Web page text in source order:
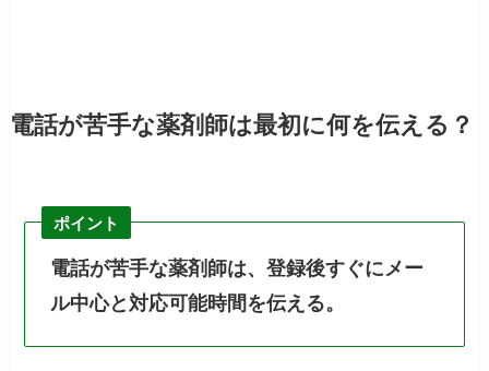
電話が苦手な薬剤師は最初に何を伝える？
ポイント
電話が苦手な薬剤師は、登録後すぐにメー
ル中心と対応可能時間を伝える。